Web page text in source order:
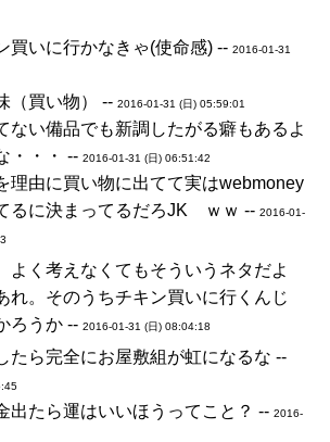
買いに行かなきゃ(使命感) -- 2016-01-31
（買い物） -- 2016-01-31 (日) 05:59:01
ない備品でも新調したがる癖もあるよ
・・・ -- 2016-01-31 (日) 06:51:42
理由に買い物に出てて実はwebmoney
るに決まってるだろJK ｗｗ -- 2016-01-
よく考えなくてもそういうネタだよ
れ。そのうちチキン買いに行くんじ
ろうか -- 2016-01-31 (日) 08:04:18
たら完全にお屋敷組が虹になるな --
出たら運はいいほうってこと？ -- 2016-